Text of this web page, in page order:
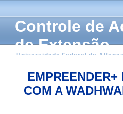
Controle de
de Extensão
Universidade Federal de Alfenas
EMPREENDER+
COM A